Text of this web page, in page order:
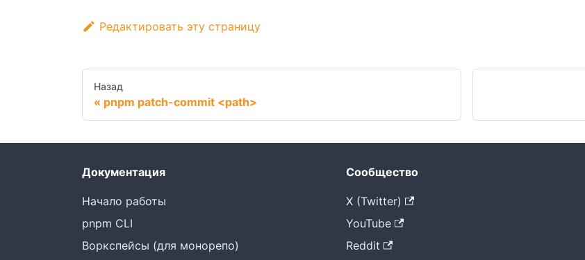
Редактировать эту страницу
Назад
pnpm patch-commit <path>
Документация
Начало работы
pnpm CLI
Воркспейсы (для монорепо)
Сообщество
X (Twitter)
YouTube
Reddit